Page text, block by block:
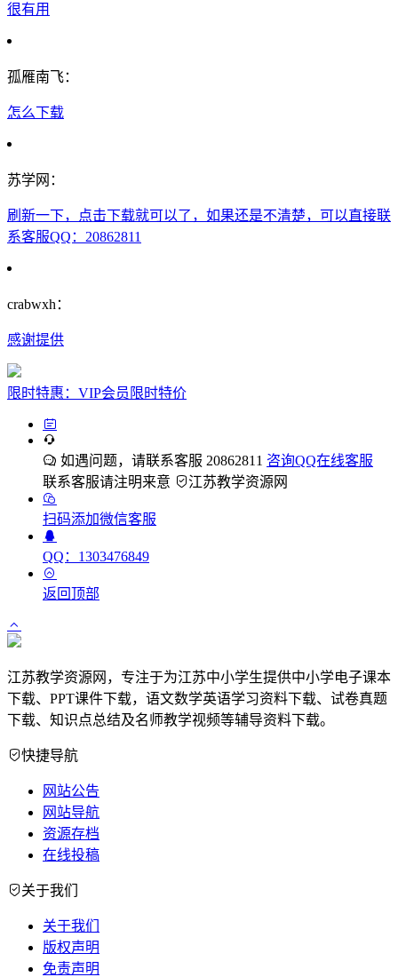
很有用
孤雁南飞：
怎么下载
苏学网：
刷新一下，点击下载就可以了，如果还是不清楚，可以直接联
系客服QQ：20862811
crabwxh：
感谢提供
限时特惠：VIP会员限时特价
如遇问题，请联系客服 20862811 咨询QQ在线客服
联系客服请注明来意
江苏教学资源网
扫码添加微信客服
QQ：1303476849
返回顶部
江苏教学资源网，专注于为江苏中小学生提供中小学电子课本
下载、PPT课件下载，语文数学英语学习资料下载、试卷真题
下载、知识点总结及名师教学视频等辅导资料下载。
快捷导航
网站公告
网站导航
资源存档
在线投稿
关于我们
关于我们
版权声明
免责声明